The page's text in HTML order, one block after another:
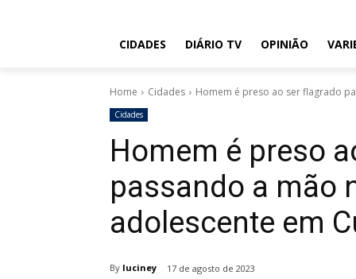
CIDADES DIÁRIO TV OPINIÃO
Home Cidades Homem é preso ao ser flagrado
Cidades
Homem é preso
passando a mão
adolescente em
By luciney 17 de agosto de 2023